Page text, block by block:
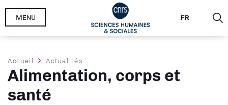
Aller
FR
MENU
Fil
d'Ariane
Accueil Actualités
Alimentation, corps et
santé